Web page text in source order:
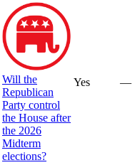
Will the
Republican
Party control
the House after
the 2026
Midterm
elections?
Yes —